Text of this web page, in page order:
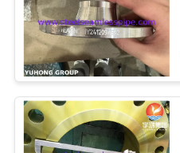
SƠ
ĐỒ
TRANG
WEB
PRIVACY